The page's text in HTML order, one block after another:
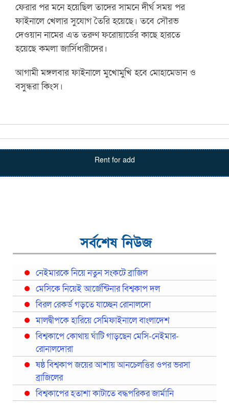
ফেরার পর মনে হয়েছিল তাদের সামনে দীর্ঘ সময় পর
ফাইনালে খেলার সুযোগ তৈরি হয়েছে। তবে সৌরভ
দেওয়ান নামের এত তরুণ ফরোয়ার্ডের কাছে হারতে
হয়েছে কমলা জার্সিধারীদের।
আগামী মঙ্গলবার ফাইনালে মুখোমুখি হবে মোহামেডান ও
বসুন্ধরা কিংস।
Rent for add
সর্বশেষ নিউজ
নেইমারকে নিয়ে নতুন সংকটে ব্রাজিল
মেসিকে নিয়েই আর্জেন্টিনার বিশ্বকাপ দল
বিরল রেকর্ড গড়তে যাচ্ছেন রোনালদো
মালদ্বীপকে হারিয়ে সেমিফাইনালে বাংলাদেশ
বিশ্বকাপে কোথায় ঘাঁটি গাড়ছেন মেসি-নেইমার-
রোনালদোরা
ষষ্ঠ বিশ্বকাপ জয়ের আশায় আনচেলত্তির ওপর ভরসা
ব্রাজিলের
বিশ্বকাপের হতাশা কাটাতে বদ্ধপরিকর জার্মানি